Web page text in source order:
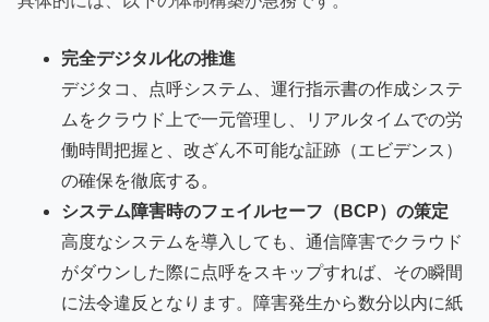
完全デジタル化の推進
デジタコ、点呼システム、運行指示書の作成システ
ムをクラウド上で一元管理し、リアルタイムでの労
働時間把握と、改ざん不可能な証跡（エビデンス）
の確保を徹底する。
システム障害時のフェイルセーフ（BCP）の策定
高度なシステムを導入しても、通信障害でクラウド
がダウンした際に点呼をスキップすれば、その瞬間
に法令違反となります。障害発生から数分以内に紙